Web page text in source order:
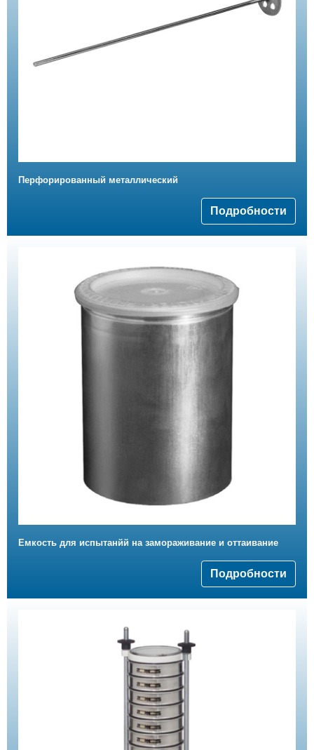
Перфорированный металлический
Подробности
Емкость для испытанйй на замораживание и оттаивание
Подробности